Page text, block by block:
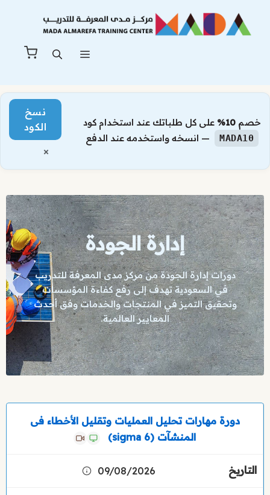
المحتوى
خصم 10% على كل طلباتك عند استخدام كود
MADA10 — انسخه واستخدمه عند الدفع
نسخ
الكود
×
إدارة الجودة
دورات إدارة الجودة من مركز مدى المعرفة للتدريب
في السعودية تهدف إلى رفع كفاءة المؤسسات
وتحقيق التميز في المنتجات والخدمات وفق أحدث
المعايير العالمية.
دورة مهارات تحليل العمليات وتقليل الأخطاء فى
المنشآت (sigma 6)
09/08/2026